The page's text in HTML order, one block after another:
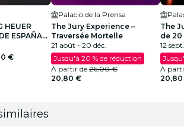
HEUER
ESPAÑA
€
Palacio de la Prensa
The Jury Experience –
Traversée Mortelle
21 août - 20 déc.
Jusqu'à 20 % de réduction
À partir de 26,00 €
20,80 €
The
de
12
À